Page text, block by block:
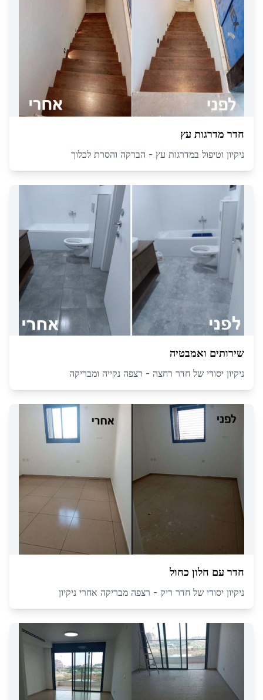
חדר מדרגות עץ
ניקיון וטיפול במדרגות עץ - הברקה והסרת לכלוך
שירותים ואמבטיה
ניקיון יסודי של חדר רחצה - רצפה נקייה ומבריקה
חדר עם חלון כחול
ניקיון יסודי של חדר ריק - רצפה מבריקה אחרי ניקיון